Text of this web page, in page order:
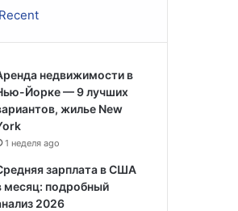
Recent
недвижимости в
Йорке — 9 лучших
жилье New
1 неделя ago
зарплата в США
месяц: подробный
2026